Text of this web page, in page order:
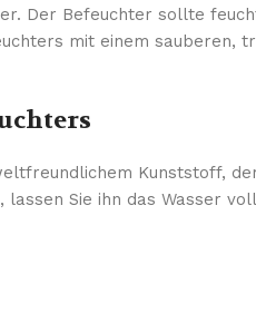
Der Befeuchter sollte
mit einem
Kunststoff,
Sie ihn das Wasser